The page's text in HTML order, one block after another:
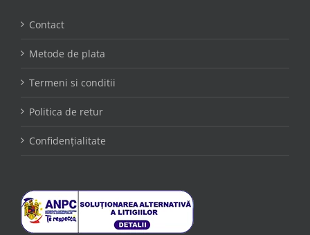
Contact
Metode de plata
Termeni si conditii
Politica de retur
Confidențialitate